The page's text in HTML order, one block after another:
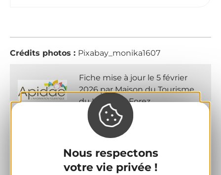
Nous respectons
votre vie privée !
Crédits photos : Pixabay_monika1607
Fiche mise à jour le 5 février
2026 par Maison du Tourisme
du Livradois-Forez